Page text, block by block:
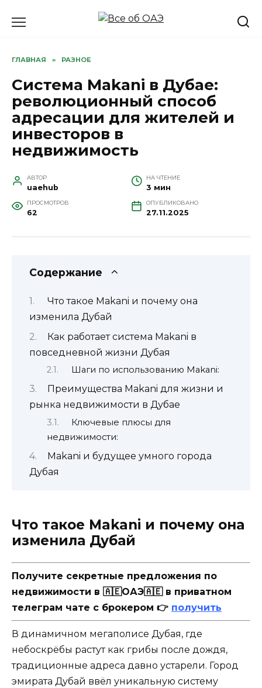
ГЛАВНАЯ » РАЗНОЕ
Система Makani в Дубае:
революционный способ
адресации для жителей и
инвесторов в
недвижимость
АВТОР
uaehub
НА ЧТЕНИЕ
3 мин
ПРОСМОТРОВ
62
ОПУБЛИКОВАНО
27.11.2025
Содержание
Что такое Makani и почему она
изменила Дубай
Как работает система Makani в
повседневной жизни Дубая
Шаги по использованию Makani:
Преимущества Makani для жизни и
рынка недвижимости в Дубае
Ключевые плюсы для
недвижимости:
Makani и будущее умного города
Дубая
Что такое Makani и почему она
изменила Дубай
Получите секретные предложения по
недвижимости в 🇦🇪ОАЭ🇦🇪 в приватном
телеграм чате с брокером 👉 получить
В динамичном мегаполисе Дубая, где
небоскрёбы растут как грибы после дождя,
традиционные адреса давно устарели. Город
эмирата Дубай ввёл уникальную систему